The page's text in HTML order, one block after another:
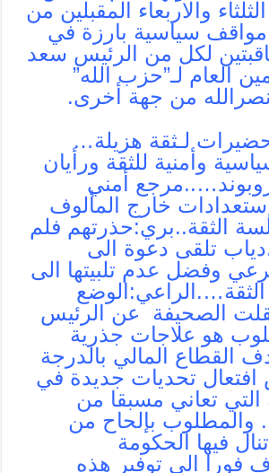
والاربعاء المقبلين من
سياسية بارزة في
لكل من الرئيس سعد
العام لـ”حزب الله”
من جهة أخرى.
لـثقة هزيلة…
وأمنية للثقة ورأيان
أمني
خارج المألوف
الثقة..بري:حذرتهم فلم
تلقى دعوة الى
وفضل عدم تلبيتها الى
الصحيفة عن الرئيس
هو علاجات جذرية
القطاع المالي بالدرجة
افتعال تحديات جديدة في
تعاني مسبقا من
والمطلوب بإلحاح من
فيها الحكومة
فورا الى توفير هذه